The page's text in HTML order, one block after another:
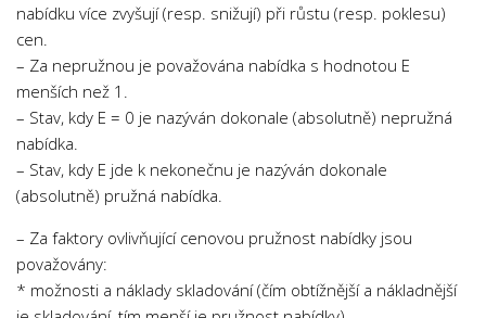
Fyzika
Jazyky
Management
Marketing
Němčina
Občanská nauka
Pedagogika
Právo
nabídku více zvyšují (resp. snižují) při růstu (resp. poklesu)
cen.
– Za nepružnou je považována nabídka s hodnotou E
menších než 1.
– Stav, kdy E = 0 je nazýván dokonale (absolutně) nepružná
nabídka.
– Stav, kdy E jde k nekonečnu je nazýván dokonale
(absolutně) pružná nabídka.
– Za faktory ovlivňující cenovou pružnost nabídky jsou
považovány:
* možnosti a náklady skladování (čím obtížnější a nákladnější